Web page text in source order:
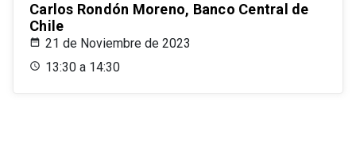
Carlos Rondón Moreno, Banco Central de
Chile
21 de Noviembre de 2023
13:30 a 14:30